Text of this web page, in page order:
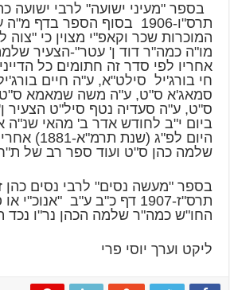
בספר "מעיני ישועה" לרבי ישועה
תרס"ו-1906 בסוף הספר בדף
המוכרות שכר וקאפ"י מצוין כי "צוה
מו"ה כמה"ר דוד ן' עטר"-הצעיר
אחריו לפי סדר זה חתומים כל
חי בורג'יל סילט"א, ע"ה חיים
סמאג'א ס"ט, ע"ה משה שמאמא
ס"ט, ע"ה סעדיה נטף סיל"ט הצעיר ן'
ביום י"ב לחודש אדר ב' מהאי
היום לפ"ג
שלמה כהן ס"ט ועוד ספר רב של
בספר "מעשה נסים" לרבי נסים כהן
תרס"ז-1907 דף כ"ב ע"ב
החו"ש כמה"ר שלמה הכהן נר"ו נכד
ליקט וערך יוסי פרי